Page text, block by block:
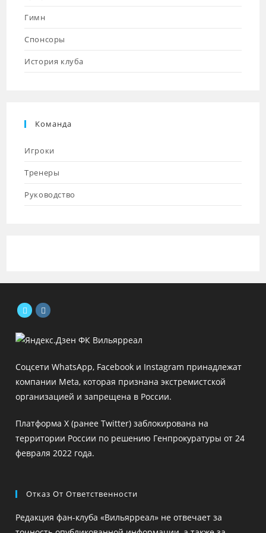
Гимн
Спонсоры
История клуба
Команда
Игроки
Тренеры
Руководство
в
вкладке
в
вкладке
Соцсети WhatsApp, Facebook и Instagram принадлежат
компании Meta, которая признана экстремистской
организацией и запрещена в России.
Платформа X (ранее Twitter) заблокирована на
территории России по решению Генпрокуратуры от 24
февраля 2022 года.
Отказ От Ответственности
Редакция фан-клуба «Вильярреал» не отвечает за